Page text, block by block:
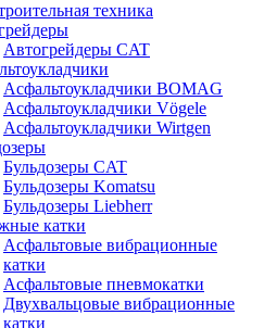
техника
Автогрейдеры CAT
Асфальтоукладчики BOMAG
Асфальтоукладчики Vögele
Асфальтоукладчики Wirtgen
Бульдозеры CAT
Бульдозеры Komatsu
Бульдозеры Liebherr
катки
Асфальтовые вибрационные
катки
Асфальтовые пневмокатки
Двухвальцовые вибрационные
катки